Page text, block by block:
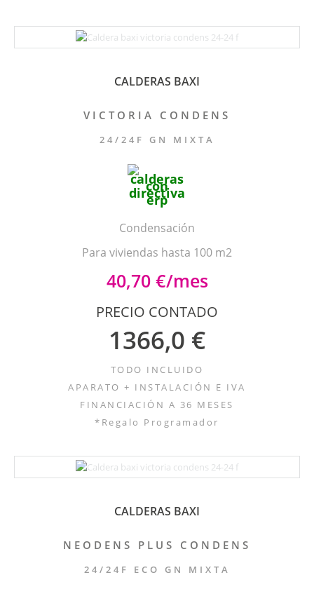
CALDERAS BAXI
VICTORIA CONDENS
24/24F GN MIXTA
Condensación
Para viviendas hasta 100 m2
40,70 €/mes
PRECIO CONTADO
1366,0 €
TODO INCLUIDO
APARATO + INSTALACIÓN E IVA
FINANCIACIÓN A 36 MESES
*Regalo Programador
CALDERAS BAXI
NEODENS PLUS CONDENS
24/24F ECO GN MIXTA